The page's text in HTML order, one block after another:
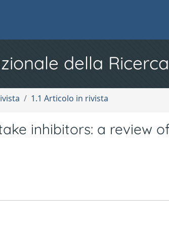
della
1.1 Articolo in rivista
inhibitors: a review